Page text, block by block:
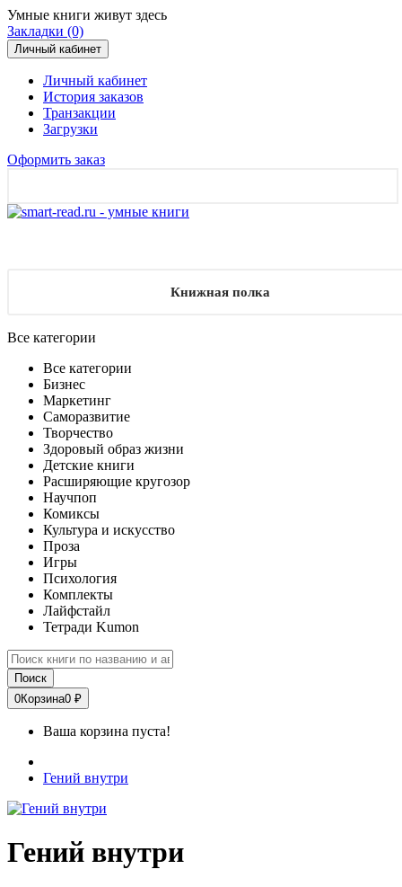
Умные книги живут здесь
Закладки (0)
Личный кабинет
Личный кабинет
История заказов
Транзакции
Загрузки
Оформить заказ
Книжная полка
Все категории
Все категории
Бизнес
Маркетинг
Саморазвитие
Творчество
Здоровый образ жизни
Детские книги
Расширяющие кругозор
Научпоп
Комиксы
Культура и искусство
Проза
Игры
Психология
Комплекты
Лайфстайл
Тетради Kumon
Поиск
0Корзина0 ₽
Ваша корзина пуста!
Гений внутри
Гений внутри